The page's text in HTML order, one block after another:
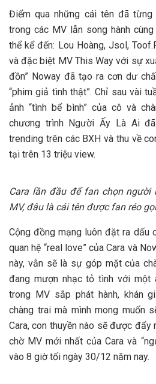
Điểm qua những cái tên đã
trong các MV lẫn song hành
thể kể đến: Lou Hoàng, Jsol,
và đặc biệt MV This Way với sự
đồn” Noway đã tạo ra cơn dư
“phim giả tình thật”. Chỉ sau vài
ảnh “tình bể bình” của cô và
chương trình Người Ấy Là Ai
trending trên các BXH và thu về
tại trên 13 triệu view.
Cara lần đầu để fan chọn người
MV, đâu là cái tên được fan réo
Cộng đồng mạng luôn đặt ra dấu
quan hệ “real love” của Cara và
này, vẫn sẽ là sự góp mặt của
đang mượn nhạc tỏ tình với một
trong MV sắp phát hành, khán
chàng trai mà mình mong muốn
Cara, con thuyền nào sẽ được đẩy
chờ MV mới nhất của Cara và
vào 8 giờ tối ngày 30/12 năm nay.